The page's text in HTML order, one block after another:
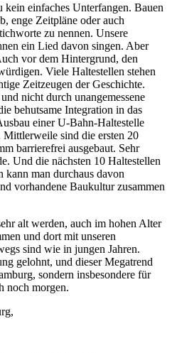
einfaches Unterfangen. Bauen
enge Zeitpläne oder auch
zu nennen. Unsere
ein Lied davon singen. Aber
vor dem Hintergrund, den
Viele Haltestellen stehen
Zeitzeugen der Geschichte.
nicht durch unangemessene
behutsame Integration in das
einer U-Bahn-Haltestelle
Mittlerweile sind die ersten 20
barrierefrei ausgebaut. Sehr
Und die nächsten 10 Haltestellen
man durchaus davon
vorhandene Baukultur zusammen
alt werden, auch im hohen Alter
und dort mit unseren
sind wie in jungen Jahren.
gelohnt, und dieser Megatrend
sondern insbesondere für
noch morgen.